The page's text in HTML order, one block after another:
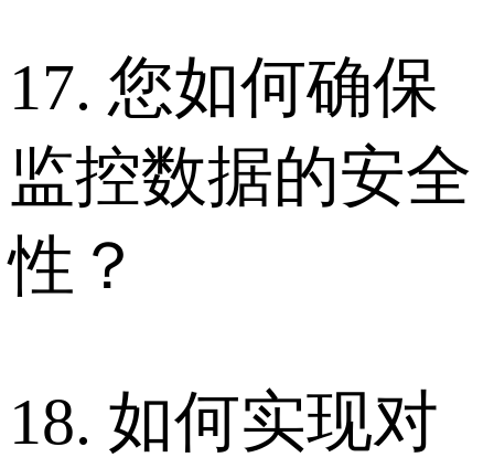
17. 您如何确保
监控数据的安全
性？
18. 如何实现对